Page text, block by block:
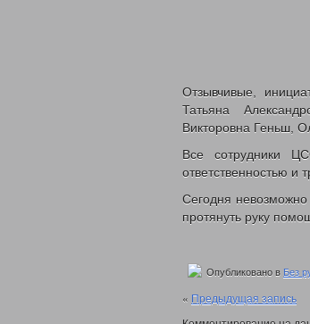
Отзывчивые,
Татьяна
Викторовна Геньш,
Все сотрудники
ответственностью и
Сегодня
протянуть руку
Опубликовано в Без
« Предыдущая запись